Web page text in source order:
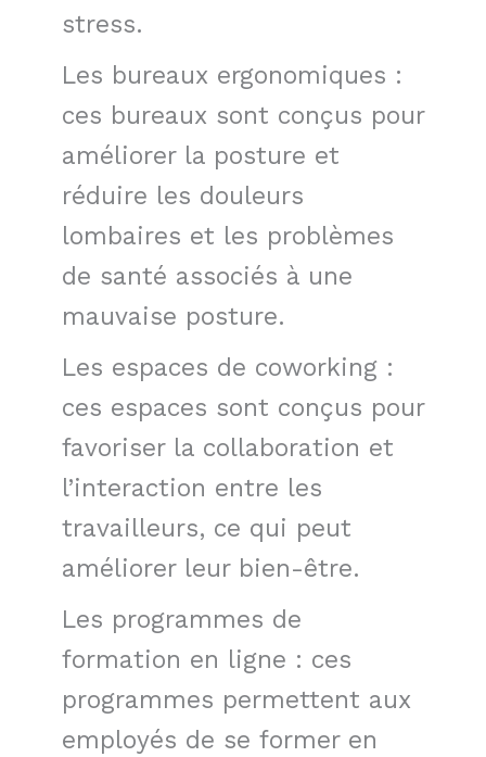
stress.
Les bureaux ergonomiques :
ces bureaux sont conçus pour
améliorer la posture et
réduire les douleurs
lombaires et les problèmes
de santé associés à une
mauvaise posture.
Les espaces de coworking :
ces espaces sont conçus pour
favoriser la collaboration et
l’interaction entre les
travailleurs, ce qui peut
améliorer leur bien-être.
Les programmes de
formation en ligne : ces
programmes permettent aux
employés de se former en